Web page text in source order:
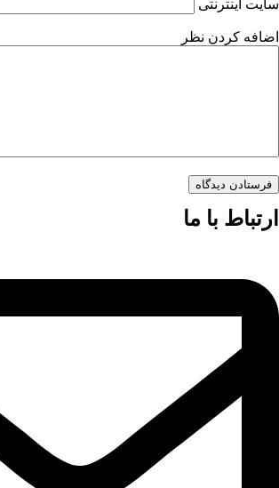
سایت اینترنتی
اضافه کردن نظر
فرستادن دیدگاه
ارتباط با ما